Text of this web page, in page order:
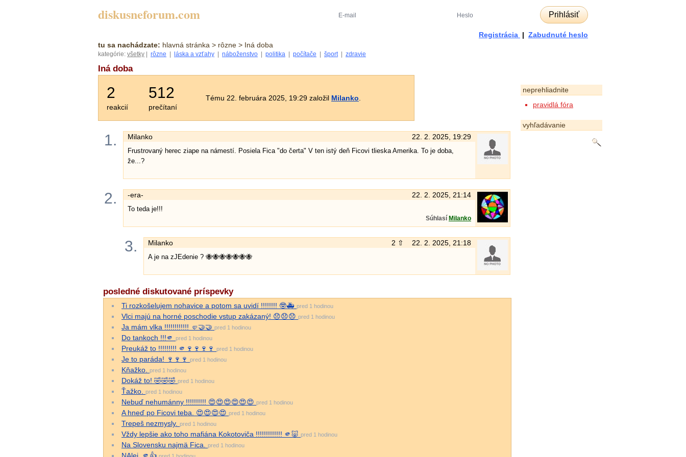
diskusneforum.com Prihlásiť
Registrácia | Zabudnuté heslo
tu sa nachádzate: hlavná stránka > rôzne > Iná doba
kategórie: všetky rôzne láska a vzťahy náboženstvo politika počítače šport| zdravie
neprehliadnite
pravidlá fóra
vyhľadávanie
Iná doba
2
reakcií
512
prečítaní
Tému 22. februára 2025, 19:29 založil Milanko
1. Milanko 22. 2. 2025, 19:29
Frustrovaný herec ziape na námestí. Posiela Fica "do čerta" V ten istý deň Ficovi tlieska Amerika. To je doba,
že...?
2. -era- 22. 2. 2025, 21:14
To teda je!!!
Súhlasí Milanko
3. Milanko 2 ⇧ 22. 2. 2025, 21:18
A je na zJEdenie ? 🐝🐝🐝🐝🐝🐝🐝
posledné diskutované príspevky
Ti rozkošelujem nohavice a potom sa uvidí !!!!!!!! 🤓🚑 pred 1 hodinou
Vlci majú na horné poschodie vstup zakázaný! 😞😞😞 pred 1 hodinou
Ja mám vlka !!!!!!!!!!!! 🤛🤝🤝 pred 1 hodinou
Do tankoch !!!🫵 pred 1 hodinou
Preukáž to !!!!!!!!! 🫵🍷🍷🍷🍷 pred 1 hodinou
Je to paráda! 🍷🍷🍷 pred 1 hodinou
Kňažko. pred 1 hodinou
Dokáž to! 🤣🤣🤣 pred 1 hodinou
Ťažko. pred 1 hodinou
Nebuď nehumánny !!!!!!!!!! 😍😍😍😍😍😍 pred 1 hodinou
A hneď po Ficovi teba. 😍😍😍😍 pred 1 hodinou
Trepeš nezmysly. pred 1 hodinou
Vždy lepšie ako toho mafiána Kokotoviča !!!!!!!!!!!!! 🫵🐷 pred 1 hodinou
Na Slovensku najmä Fica. pred 1 hodinou